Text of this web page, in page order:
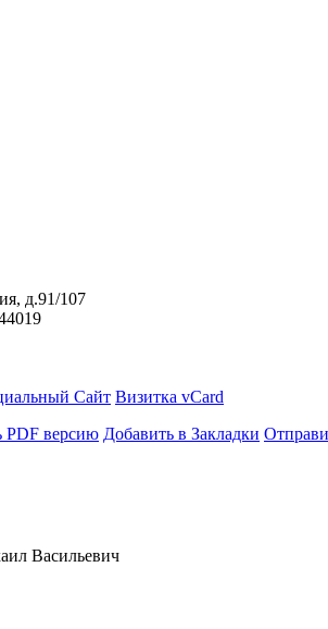
д.91/107
Сайт Визитка vCard
PDF версию Добавить в Закладки
Васильевич